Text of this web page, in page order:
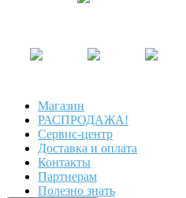
Магазин
РАСПРОДАЖА!
Сервис-центр
Доставка и оплата
Контакты
Партнерам
Полезно знать